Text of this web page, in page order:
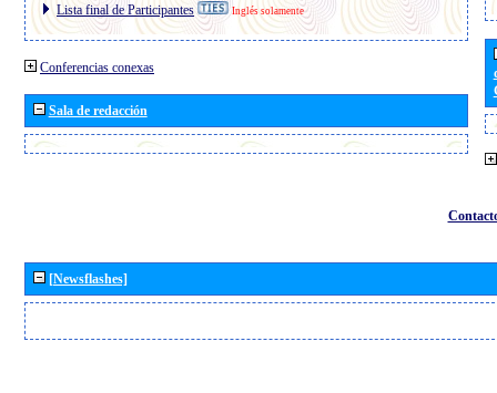
Lista final de Participantes Inglés solamente
Conferencias conexas
Sala de redacción
[Newsflashes]